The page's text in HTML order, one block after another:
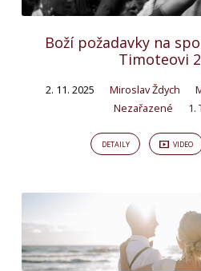
Boží požadavky na
Timoteovi
2. 11. 2025 Miroslav Ždych
Nezařazené
1.
DETAILY VIDEO